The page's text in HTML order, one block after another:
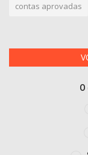
contas aprovadas